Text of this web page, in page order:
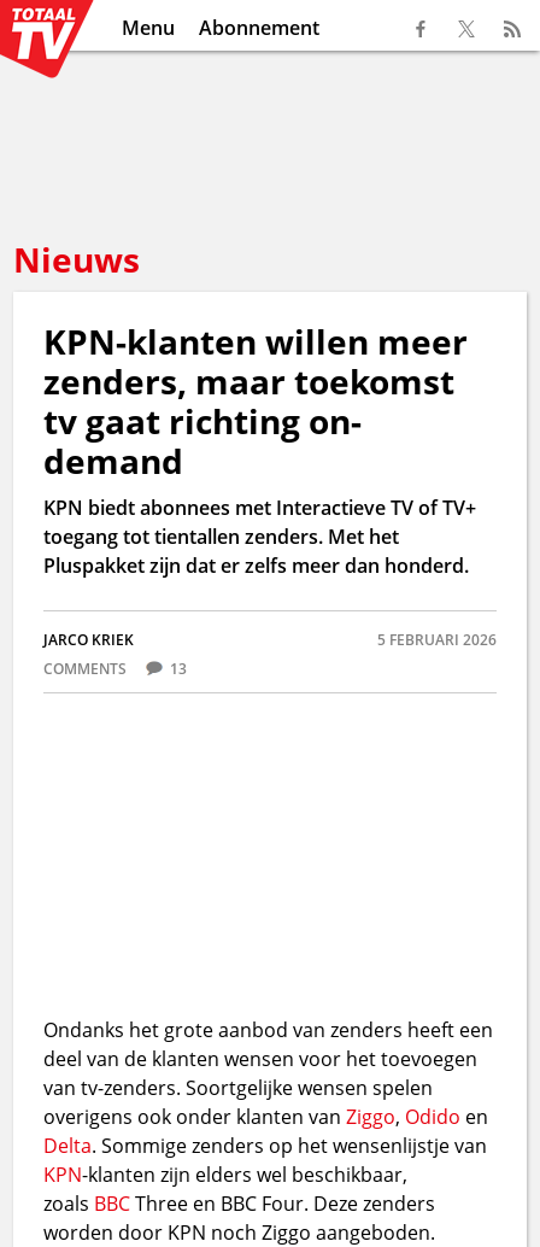
Menu Abonnement
Nieuws
KPN-klanten willen meer
zenders, maar toekomst
tv gaat richting on-
demand
KPN biedt abonnees met Interactieve TV of TV+
toegang tot tientallen zenders. Met het
Pluspakket zijn dat er zelfs meer dan honderd.
JARCO KRIEK
5 FEBRUARI 2026
COMMENTS
13
Ondanks het grote aanbod van zenders heeft een
deel van de klanten wensen voor het toevoegen
van tv-zenders. Soortgelijke wensen spelen
overigens ook onder klanten vanZiggo, Odido en
Delta. Sommige zenders op het wensenlijstje van
KPN-klanten zijn elders wel beschikbaar,
zoals BBCThree en BBC Four. Deze zenders
worden door KPN noch Ziggo aangeboden.